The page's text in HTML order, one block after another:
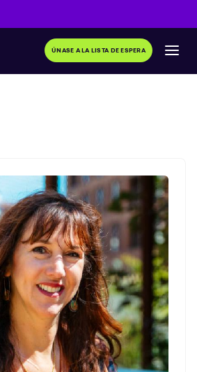
ÚNASE A LA LISTA DE ESPERA